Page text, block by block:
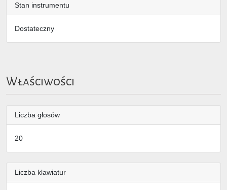
Stan instrumentu
Dostateczny
Właściwości
Liczba głosów
20
Liczba klawiatur